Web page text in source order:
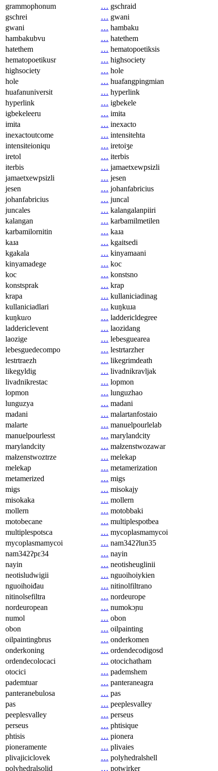
grammophonum
… gschraid
gschrei
… gwani
gwani
… hambaku
hambakubvu
… hatethem
hatethem
… hematopoetiksis
hematopoetikusr
… highsociety
highsociety
… hole
hole
… huafangpingmian
huafanuniversit
… hyperlink
hyperlink
… igbekele
igbekeleeru
… imita
imita
… inexacto
inexactoutcome
… intensitehta
intensiteioniqu
… iretoiʒe
iretol
… iterbis
iterbis
… jamaetxewpsizli
jamaetxewpsizli
… jesen
jesen
… johanfabricius
johanfabricius
… juncal
juncales
… kalangalanpiiri
kalangan
… karbamilmetilen
karbamilornitin
… kaɹa
kaɹa
… kgaitsedi
kgakala
… kinyamaani
kinyamadege
… koc
koc
… konstsno
konstsprak
… krap
krapa
… kullaniciadinag
kullaniciadlari
… kuŋkuɹa
kuŋkuɾo
… laddericldegree
laddericlevent
… laozidang
laozige
… lebesguearea
lebesguedecompo
… lestrtarzher
lestrtraezh
… likegrimdeath
likegyldig
… livadnikravljak
livadnikrestac
… lopmon
lopmon
… lunguzhao
lunguzya
… madani
madani
… malartanfostaio
malarte
… manuelpourlelab
manuelpourlesst
… marylandcity
marylandcity
… małzenstwozawar
małzenstwoztrze
… melekap
melekap
… metamerization
metamerized
… migs
migs
… misokajy
misokaka
… mollern
mollern
… motobbaki
motobecane
… multiplespotbea
multiplespotsca
… mycoplasmamycoi
mycoplasmamycoi
… nam342ʔlun35
nam342ʔpɛ34
… nayin
nayin
… neotisheuglinii
neotisludwigii
… nguoihoiykien
nguoihoiđau
… nitinolfiltrano
nitinolsefiltra
… nordeurope
nordeuropean
… numokɔɲu
numol
… obon
obon
… oilpainting
oilpaintingbrus
… onderkomen
onderkoning
… ordendecodigosd
ordendecolocaci
… otocichatham
otocici
… pademshem
pademtuar
… panteraneagra
panteranebulosa
… pas
pas
… peeplesvalley
peeplesvalley
… perseus
perseus
… phtisique
phtisis
… pionera
pioneramente
… plivaies
plivajiciclovek
… polyhedralshell
polyhedralsolid
… potwirker